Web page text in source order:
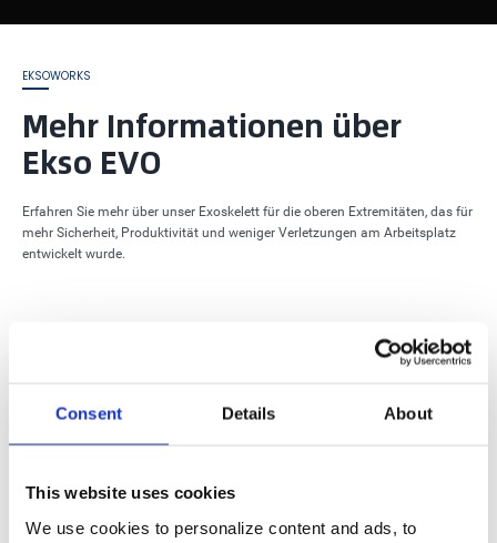
Consent Details About
This website uses cookies
We use cookies to personalize content and ads, to
EKSOWORKS
Mehr Informationen über
Ekso EVO
Erfahren Sie mehr über unser Exoskelett für die oberen Extremitäten, das für
mehr Sicherheit, Produktivität und weniger Verletzungen am Arbeitsplatz
entwickelt wurde.